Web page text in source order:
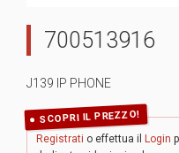
700513916
J139 IP PHONE
SCOPRI IL PREZZO!
Registrati o effettua il Login